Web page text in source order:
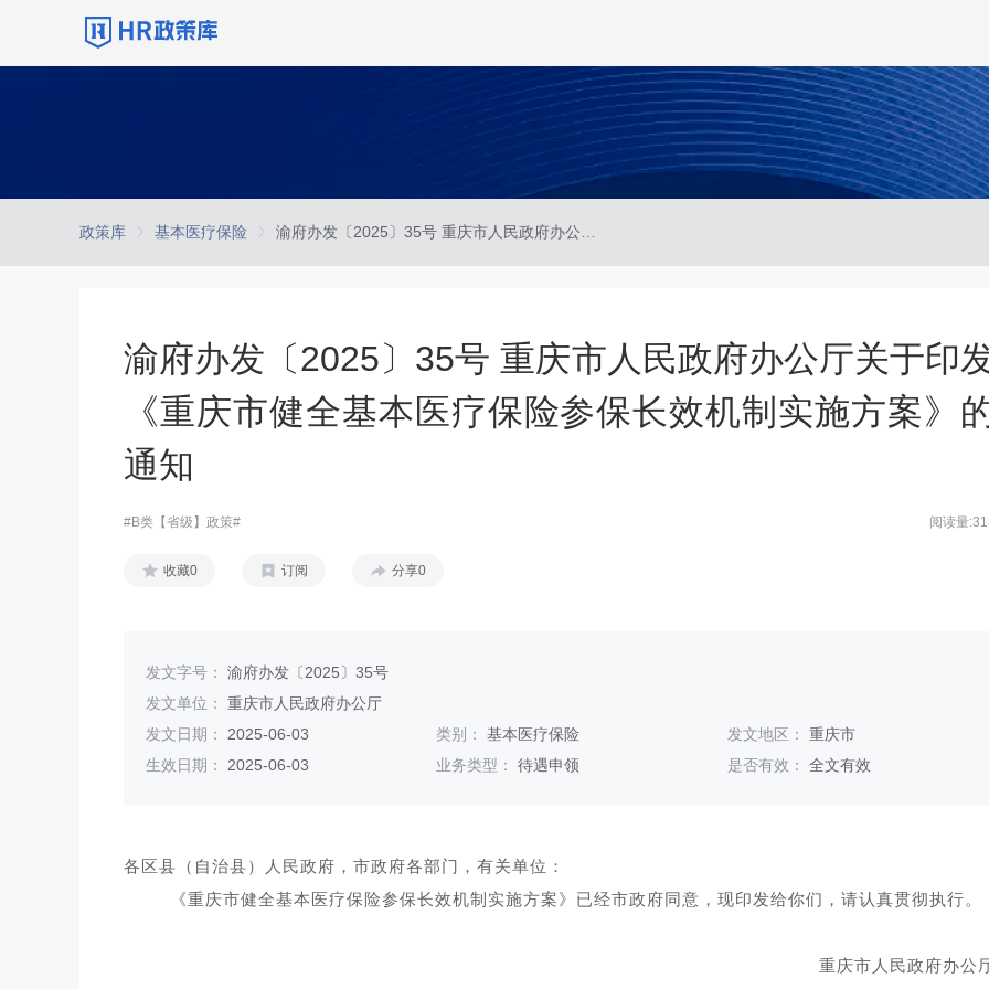
政策库 基本医疗保险
渝府办发〔2025〕35号 重庆市人民政府办公厅关于印
《重庆市健全基本医疗保险参保长效机制实施方案》
通知
#B类【省级】政策# 阅读量
收藏0 订阅 分享0
发文字号： 渝府办发〔2025〕35号
发文单位： 重庆市人民政府办公厅
发文日期： 2025-06-03 类别：基本医疗保险 发文地区： 重庆市
生效日期： 2025-06-03 业务类型：待遇申领 是否有效： 全文有效
各区县（自治县）人民政府，市政府各部门，有关单位：
《重庆市健全基本医疗保险参保长效机制实施方案》已经市政府同意，现印发给你们，请认真贯彻执行。
重庆市人民政府办公